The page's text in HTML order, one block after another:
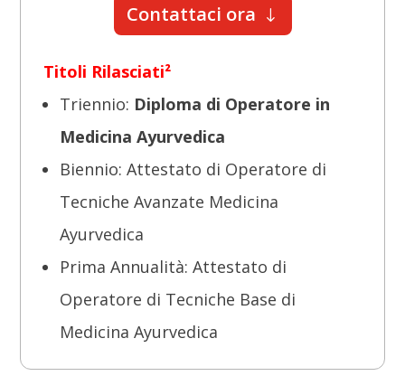
Contattaci ora
Titoli Rilasciati²
Triennio: Diploma di Operatore in
Medicina Ayurvedica
Biennio: Attestato di Operatore di
Tecniche Avanzate Medicina
Ayurvedica
Prima Annualità: Attestato di
Operatore di Tecniche Base di
Medicina Ayurvedica